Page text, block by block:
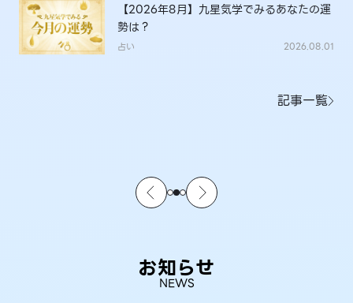
【2026年8月】九星気学でみるあなたの運
勢は？
占い 2026.08.01
記事一覧
お知らせ
NEWS